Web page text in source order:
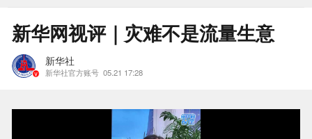
新华网视评｜灾难不是流量生意
新华社
新华社官方账号 05.21 17:28